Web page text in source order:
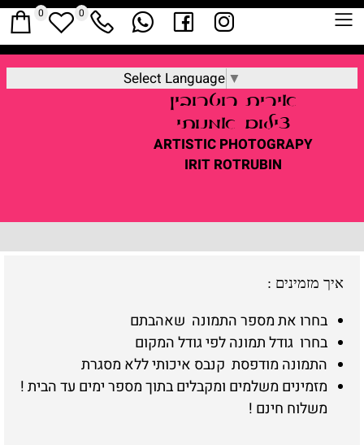
Select Language ▼
אירית רוטרובין
צילום אמנותי
ARTISTIC PHOTOGRAPY
IRIT ROTRUBIN
0 0
איך מזמינים :
בחרו את מספר התמונה שאהבתם
בחרו גודל תמונה לפי גודל המקום
התמונה מודפסת קנבס איכותי ללא מסגרת
מזמינים משלמים ומקבלים בתוך מספר ימים עד הבית !
משלוח חינם !